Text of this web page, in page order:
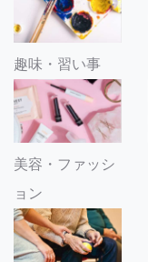
趣味・習い事
美容・ファッシ
ョン